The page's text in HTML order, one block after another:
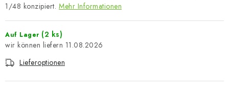
Über uns Meine Bestellung
Kontakte
Versand und Bezahlung
Großhandel
1/48 konzipiert. Mehr Informationen
Auf Lager (2 ks)
11.08.2026
Lieferoptionen